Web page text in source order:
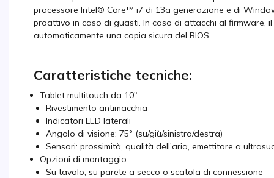
processore Intel® Core™ i7 di 13a generazione e di
proattivo in caso di guasti. In caso di attacchi al firmware,
automaticamente una copia sicura del BIOS.
Caratteristiche tecniche:
Tablet multitouch da 10"
Rivestimento antimacchia
Indicatori LED laterali
Angolo di visione: 75° (su/giù/sinistra/destra)
Sensori: prossimità, qualità dell'aria, emettitore a
Opzioni di montaggio:
Su tavolo, su parete a secco o scatola di connessione